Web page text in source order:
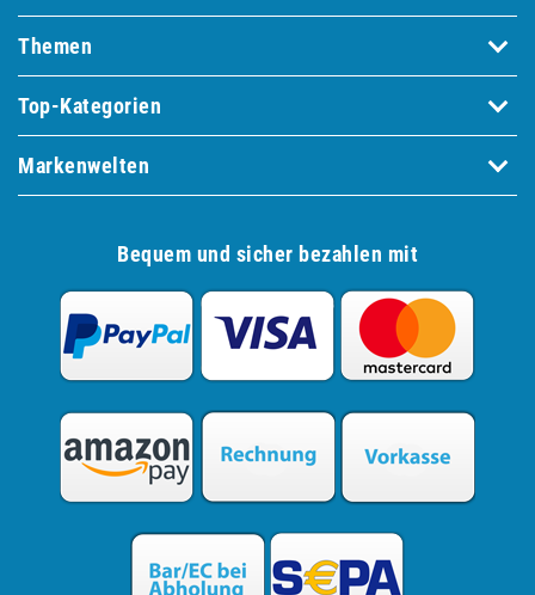
Themen
Top-Kategorien
Markenwelten
Bequem und sicher bezahlen mit